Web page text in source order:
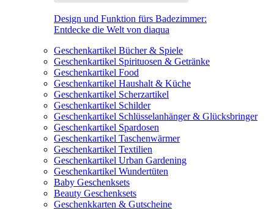
Design und Funktion fürs Badezimmer:
Entdecke die Welt von diaqua
Geschenkartikel Bücher & Spiele
Geschenkartikel Spirituosen & Getränke
Geschenkartikel Food
Geschenkartikel Haushalt & Küche
Geschenkartikel Scherzartikel
Geschenkartikel Schilder
Geschenkartikel Schlüsselanhänger & Glücksbringer
Geschenkartikel Spardosen
Geschenkartikel Taschenwärmer
Geschenkartikel Textilien
Geschenkartikel Urban Gardening
Geschenkartikel Wundertüten
Baby Geschenksets
Beauty Geschenksets
Geschenkkarten & Gutscheine